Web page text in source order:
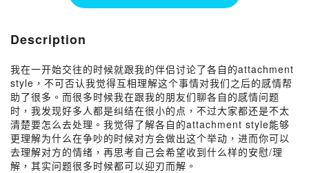
Description
我在一开始交往的时候就跟我的伴侣讨论了各自的attachment
style，不可否认我觉得互相理解这个事情对我们之后的感情帮
助了很多。而很多时候我在跟我的朋友们聊各自的感情问题
时，我发现好多人都是纠结在很小的点，不过大家都还是不太
清楚要怎么去处理。我觉得了解各自的attachment style能够
更理解为什么在争吵的时候对方会做出这个举动，进而你可以
去理解对方的情绪，再思考自己会希望收到什么样的安慰/理
解，其实问题很多时候都可以迎刃而解。